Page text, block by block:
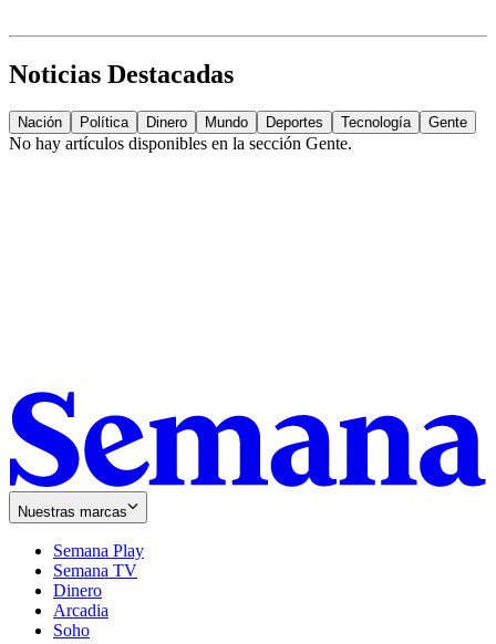
Noticias Destacadas
Nación Política Dinero Mundo Deportes Tecnología Gente
No hay artículos disponibles en la sección Gente.
Nuestras marcas
Semana Play
Semana TV
Dinero
Arcadia
Soho